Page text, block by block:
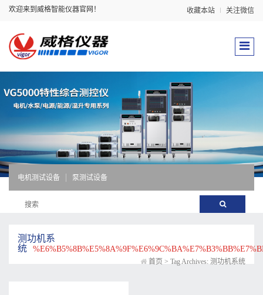
欢迎来到威格智能仪器官网！ 收藏本站 关注微信
电机测试设备 泵测试设备
测功机系
统
首页 > Tag Archives: 测功机系统